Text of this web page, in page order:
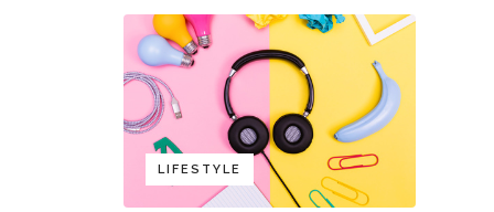
LIFESTYLE